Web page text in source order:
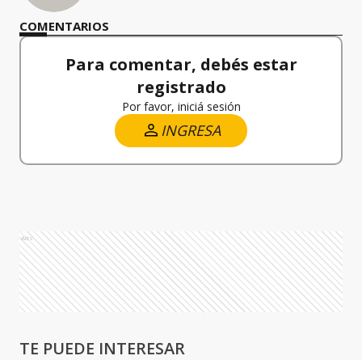
COMENTARIOS
Para comentar, debés estar
registrado
Por favor, iniciá sesión
INGRESA
Ads
TE PUEDE INTERESAR